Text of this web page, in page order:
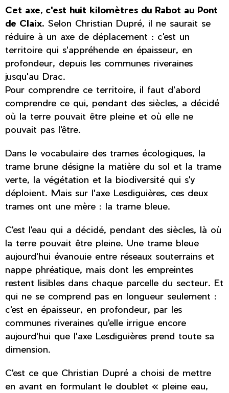
Cet axe, c'est huit kilomètres du Rabot au Pont
de Claix. Selon Christian Dupré, il ne saurait se
réduire à un axe de déplacement : c'est un
territoire qui s'appréhende en épaisseur, en
profondeur, depuis les communes riveraines
jusqu'au Drac.
Pour comprendre ce territoire, il faut d'abord
comprendre ce qui, pendant des siècles, a décidé
où la terre pouvait être pleine et où elle ne
pouvait pas l'être.
Dans le vocabulaire des trames écologiques, la
trame brune désigne la matière du sol et la trame
verte, la végétation et la biodiversité qui s'y
déploient. Mais sur l'axe Lesdiguières, ces deux
trames ont une mère : la trame bleue.
C'est l'eau qui a décidé, pendant des siècles, là où
la terre pouvait être pleine. Une trame bleue
aujourd'hui évanouie entre réseaux souterrains et
nappe phréatique, mais dont les empreintes
restent lisibles dans chaque parcelle du secteur. Et
qui ne se comprend pas en longueur seulement :
c'est en épaisseur, en profondeur, par les
communes riveraines qu'elle irrigue encore
aujourd'hui que l'axe Lesdiguières prend toute sa
dimension.
C'est ce que Christian Dupré a choisi de mettre
en avant en formulant le doublet « pleine eau,